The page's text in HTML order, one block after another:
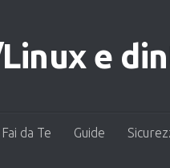
e
Fai da Te Guide